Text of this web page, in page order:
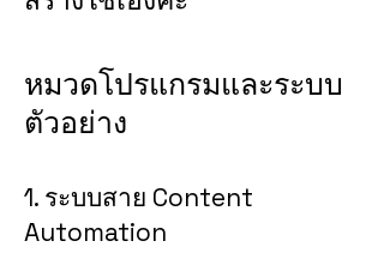
หมวดโปรแกรมและระบบ
ตัวอย่าง
1. ระบบสาย Content
Automation